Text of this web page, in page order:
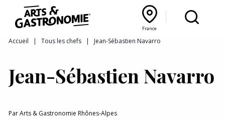
France
Recettes
Reportages
Interviews
Bourgogne Franche‑Comté
France
Lyon Rhône‑Alpes
Accueil | Tous les chefs | Jean-Sébastien Navarro
Jean-Sébastien Navarro
ParArts & Gastronomie Rhônes-Alpes